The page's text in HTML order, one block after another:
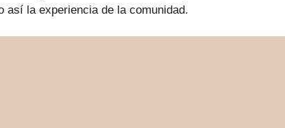
así la experiencia de la comunidad.